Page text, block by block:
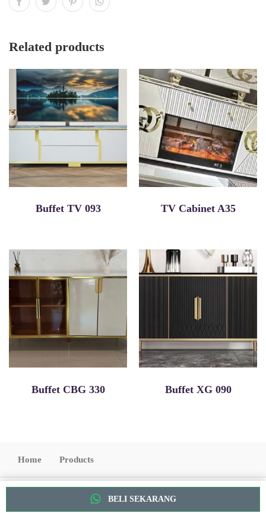
BELI SEKARANG
Related products
Buffet TV 093 TV Cabinet A35
Buffet CBG 330 Buffet XG 090
Home Products
Copyright 2022. All Rights Reserved